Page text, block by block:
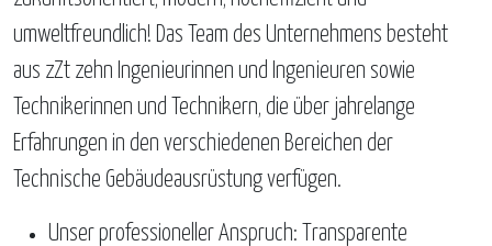
umweltfreundlich! Das Team des Unternehmens besteht
aus zZt zehn Ingenieurinnen und Ingenieuren sowie
Technikerinnen und Technikern, die über jahrelange
Erfahrungen in den verschiedenen Bereichen der
Technische Gebäudeausrüstung verfügen.
Unser professioneller Anspruch: Transparente